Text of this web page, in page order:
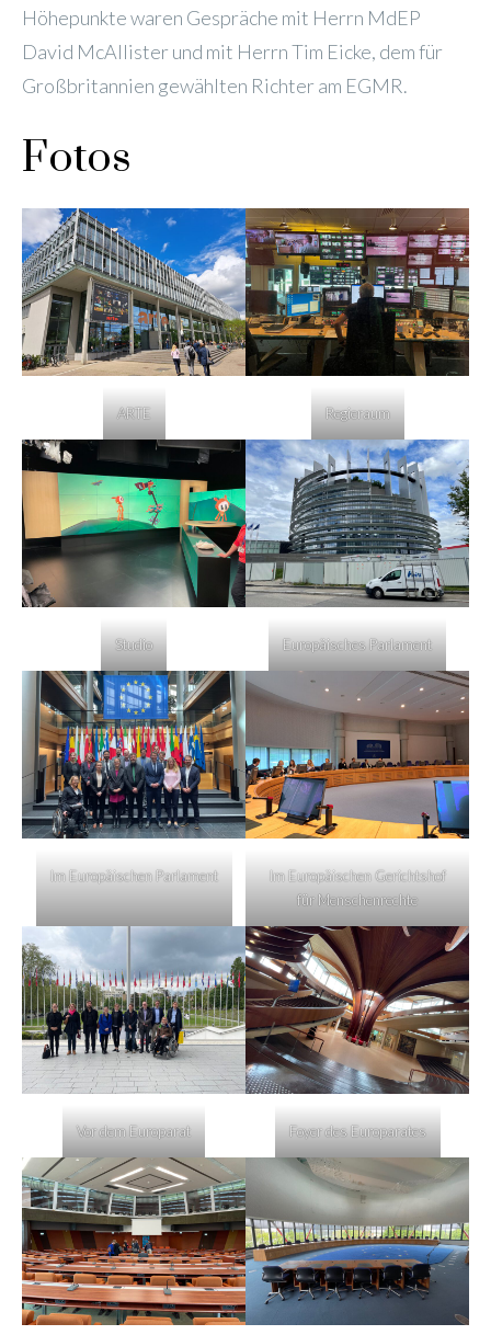
Höhepunkte waren Gespräche mit Herrn MdEP
David McAllister und mit Herrn Tim Eicke, dem für
Großbritannien gewählten Richter am EGMR.
Fotos
ARTE Regieraum
Studio Europäisches Parlament
Im Europäischen Parlament
Im Europäischen Gerichtshof
für Menschenrechte
Vor dem Europarat Foyer des Europarates